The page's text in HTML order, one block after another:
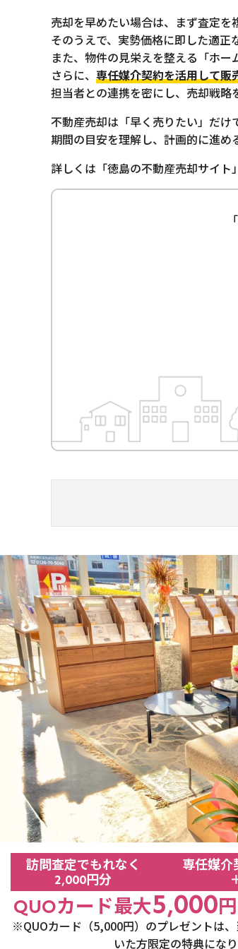
売却を早めたい場合は、まず査定を
そのうえで、実勢価格に即した適正
また、物件の見栄えを整える「ホー
さらに、 専任媒介契約を活用して販
担当者との連携を密にし、売却戦略
不動産売却は「早く売りたい」だけ
期間の目安を理解し、計画的に進め
詳しくは「徳島の不動産売却サイト
訪問査定でもれなく
2,000円分
専任媒介
QUOカード最大5,000
※QUOカード（5,000円）のプレゼントは、
いた方限定の特典になり